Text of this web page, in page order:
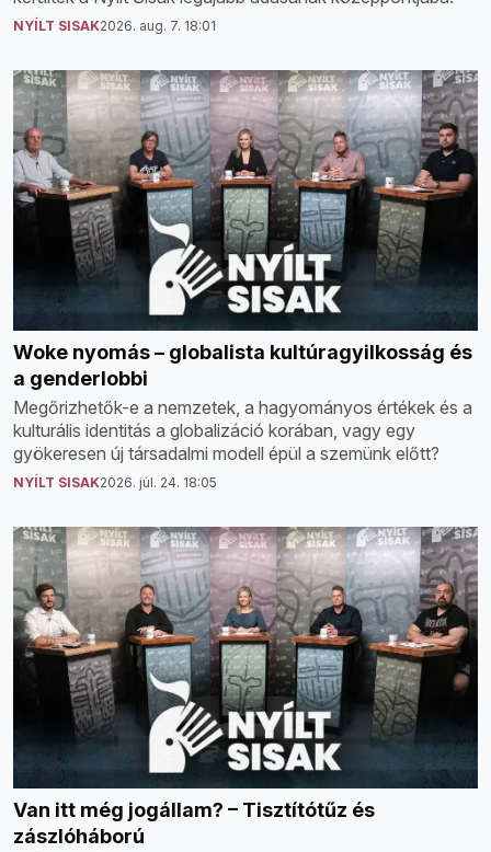
NYÍLT SISAK2026. aug. 7. 18:01
Woke nyomás – globalista kultúragyilkosság és
a genderlobbi
Megőrizhetők-e a nemzetek, a hagyományos értékek és a
kulturális identitás a globalizáció korában, vagy egy
gyökeresen új társadalmi modell épül a szemünk előtt?
NYÍLT SISAK2026. júl. 24. 18:05
Van itt még jogállam? – Tisztítótűz és
zászlóháború